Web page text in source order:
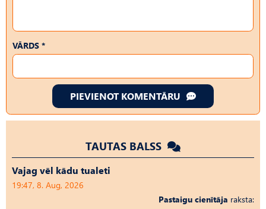
VĀRDS *
PIEVIENOT KOMENTĀRU
TAUTAS BALSS
Vajag vēl kādu tualeti
19:47, 8. Aug, 2026
Pastaigu cienītāja raksta: